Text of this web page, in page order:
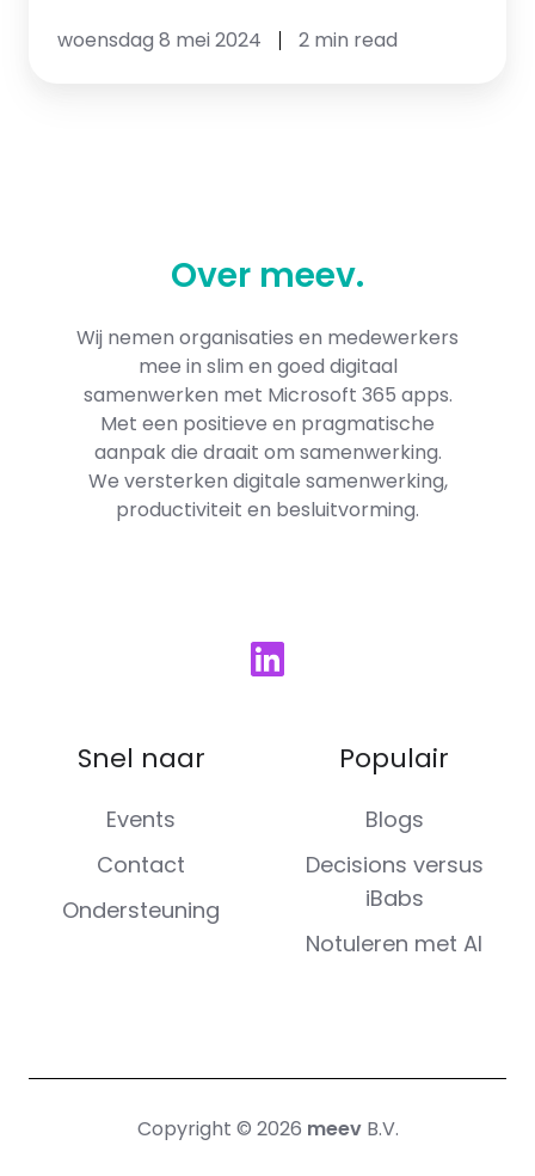
woensdag 8 mei 2024 2 min read
Over meev.
Wij nemen organisaties en medewerkers
mee in slim en goed digitaal
samenwerken met Microsoft 365​ apps.
Met een positieve en pragmatische
aanpak die draait om samenwerking.
We versterken digitale samenwerking,
productiviteit en besluitvorming.
Snel naar
Events
Contact
Ondersteuning
Populair
Blogs
Decisions versus
iBabs
Notuleren met AI
Copyright © 2026 meev B.V.